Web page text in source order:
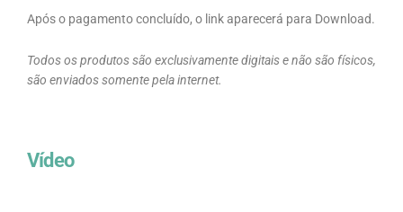
Após o pagamento concluído, o link aparecerá para Download.
Todos os produtos são exclusivamente digitais e não são físicos,
são enviados somente pela internet.
Vídeo